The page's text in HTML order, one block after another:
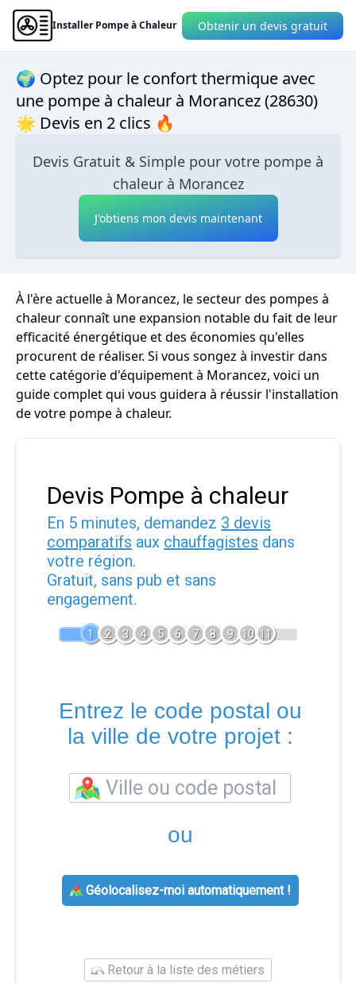
Installer Pompe à Chaleur Obtenir un devis gratuit
🌍 Optez pour le confort thermique avec
une pompe à chaleur à Morancez (28630)
🌟 Devis en 2 clics 🔥
Devis Gratuit & Simple pour votre pompe à
chaleur à Morancez
J'obtiens mon devis maintenant
À l'ère actuelle à Morancez, le secteur des pompes à
chaleur connaît une expansion notable du fait de leur
efficacité énergétique et des économies qu'elles
procurent de réaliser. Si vous songez à investir dans
cette catégorie d'équipement à Morancez, voici un
guide complet qui vous guidera à réussir l'installation
de votre pompe à chaleur.
Devis Pompe à chaleur
En 5 minutes, demandez 3 devis
comparatifs aux chauffagistes dans
votre région.
Gratuit, sans pub et sans
engagement.
1 2 3 4 5 6 7 8 9 10 11
Entrez le code postal ou
la ville de votre projet :
ou
Géolocalisez-moi automatiquement !
Retour à la liste des métiers